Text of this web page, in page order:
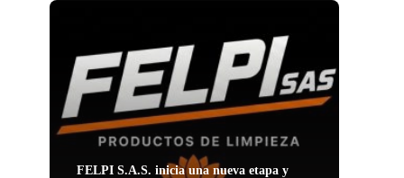
FELPI S.A.S. inicia una nueva etapa y